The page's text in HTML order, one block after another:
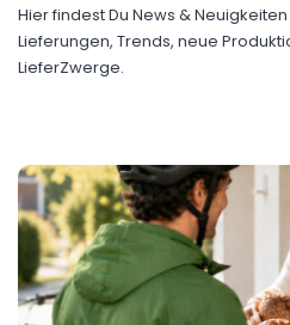
Hier findest Du News &
Lieferungen, Trends, neue
LieferZwerge.